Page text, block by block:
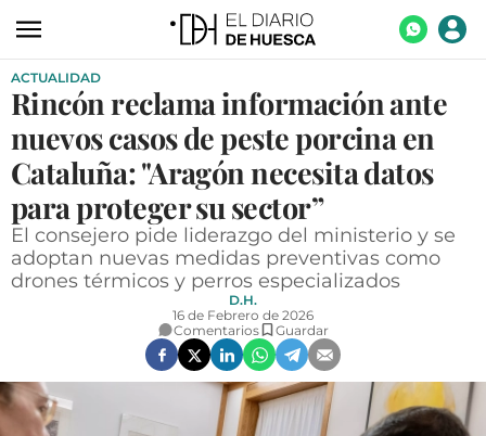
ACTUALIDAD
ECONOMÍA
TECNOLOGÍA
TURISMO
AGROALIMENTACIÓN
DEPORTES
OPINIÓN
ACTUALIDAD
Rincón reclama información ante
nuevos casos de peste porcina en
Cataluña: "Aragón necesita datos
para proteger su sector”
El consejero pide liderazgo del ministerio y se
adoptan nuevas medidas preventivas como
drones térmicos y perros especializados
D.H.
16 de Febrero de 2026
Comentarios
Guardar